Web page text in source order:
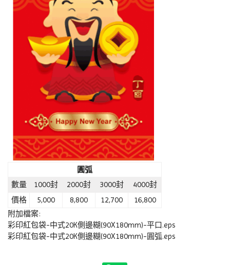
圓弧
數量
1000封 2000封 3000封
4000封
價格
5,000 8,800 12,700
16,800
附加檔案:
彩印紅包袋-中式20K側邊糊(90X180mm)-平口.eps
彩印紅包袋-中式20K側邊糊(90X180mm)-圓弧.eps